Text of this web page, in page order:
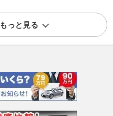
っと見る